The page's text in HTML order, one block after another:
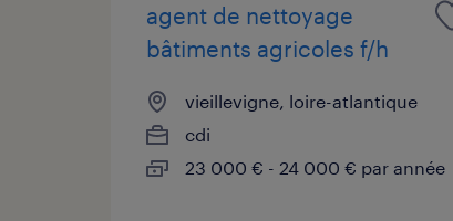
agent de nettoyage
bâtiments agricoles f/h
vieillevigne, loire-atlantique
cdi
23 000 € - 24 000 € par année